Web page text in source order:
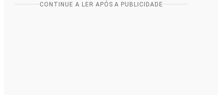
CONTINUE A LER APÓS A PUBLICIDADE